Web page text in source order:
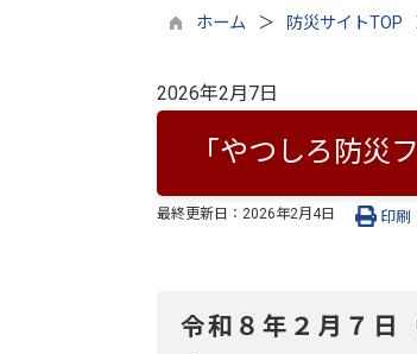
ホーム 防災サイトTOP
2026年2月7日
「やつしろ防災
最終更新日： 2026年2月4日 印刷
令和８年２月７日